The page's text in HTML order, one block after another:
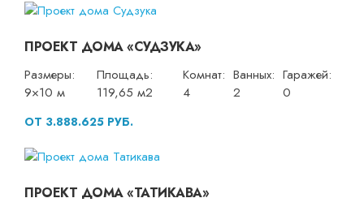
ПРОЕКТ ДОМА «СУДЗУКА»
Размеры:
9×10 м
Площадь:
119,65 м2
Комнат:
4
Ванных:
2
Гаражей:
0
ОТ 3.888.625 РУБ.
ПРОЕКТ ДОМА «ТАТИКАВА»